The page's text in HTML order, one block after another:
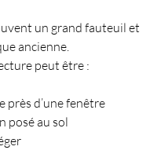
un grand fauteuil et
ancienne.
peut être :
près d’une fenêtre
posé au sol